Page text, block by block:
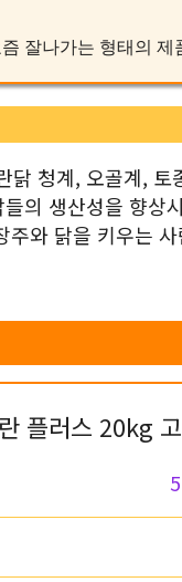
잘나가는 형태의 제
청계, 오골계,
의 생산성을 향
와 닭을 키우는
플러스 20kg